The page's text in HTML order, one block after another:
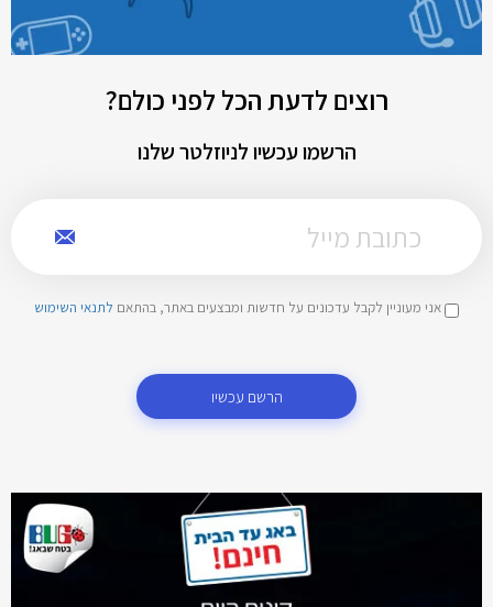
רוצים לדעת הכל לפני כולם?
הרשמו עכשיו לניוזלטר שלנו
אני מעוניין לקבל עדכונים על חדשות ומבצעים באתר, בהתאם לתנאי השימוש
הרשם עכשיו